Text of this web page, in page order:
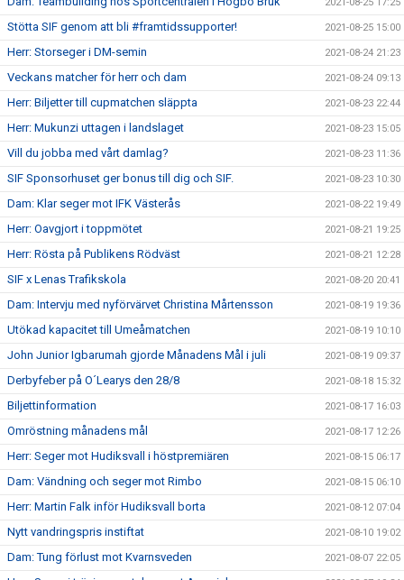
Stötta SIF genom att bli #framtidssupporter! 2021-08-25 15:00
Herr: Storseger i DM-semin 2021-08-24 21:23
Veckans matcher för herr och dam 2021-08-24 09:13
Herr: Biljetter till cupmatchen släppta 2021-08-23 22:44
Herr: Mukunzi uttagen i landslaget 2021-08-23 15:05
Vill du jobba med vårt damlag? 2021-08-23 11:36
SIF Sponsorhuset ger bonus till dig och SIF. 2021-08-23 10:30
Dam: Klar seger mot IFK Västerås 2021-08-22 19:49
Herr: Oavgjort i toppmötet 2021-08-21 19:25
Herr: Rösta på Publikens Rödväst 2021-08-21 12:28
SIF x Lenas Trafikskola 2021-08-20 20:41
Dam: Intervju med nyförvärvet Christina Mårtensson 2021-08-19 19:36
Utökad kapacitet till Umeåmatchen 2021-08-19 10:10
John Junior Igbarumah gjorde Månadens Mål i juli 2021-08-19 09:37
Derbyfeber på O´Learys den 28/8 2021-08-18 15:32
Biljettinformation 2021-08-17 16:03
Omröstning månadens mål 2021-08-17 12:26
Herr: Seger mot Hudiksvall i höstpremiären 2021-08-15 06:17
Dam: Vändning och seger mot Rimbo 2021-08-15 06:10
Herr: Martin Falk inför Hudiksvall borta 2021-08-12 07:04
Nytt vandringspris instiftat 2021-08-10 19:02
Dam: Tung förlust mot Kvarnsveden 2021-08-07 22:05